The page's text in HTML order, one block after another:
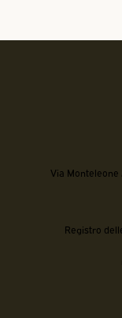
Via Monteleone
Registro